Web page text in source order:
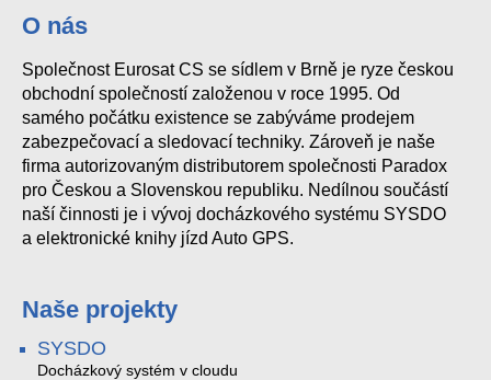
O nás
Společnost Eurosat CS se sídlem v Brně je ryze českou
obchodní společností založenou v roce 1995. Od
samého počátku existence se zabýváme prodejem
zabezpečovací a sledovací techniky. Zároveň je naše
firma autorizovaným distributorem společnosti Paradox
pro Českou a Slovenskou republiku. Nedílnou součástí
naší činnosti je i vývoj docházkového systému SYSDO
a elektronické knihy jízd Auto GPS.
Naše projekty
SYSDO
Docházkový systém v cloudu